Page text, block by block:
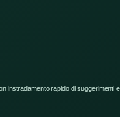
instradamento rapido di suggerimenti e